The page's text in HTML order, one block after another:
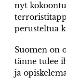
nyt
perusteltua
Suomen on
tänne tulee
ja